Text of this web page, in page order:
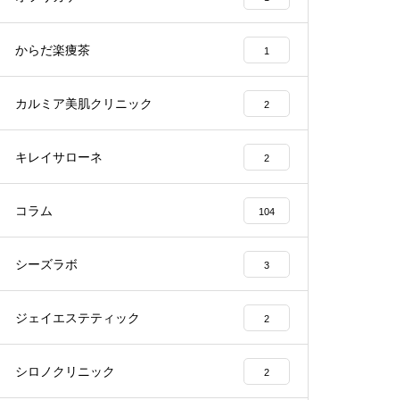
からだ楽痩茶 1
カルミア美肌クリニック 2
キレイサローネ 2
コラム 104
シーズラボ 3
ジェイエステティック 2
シロノクリニック 2